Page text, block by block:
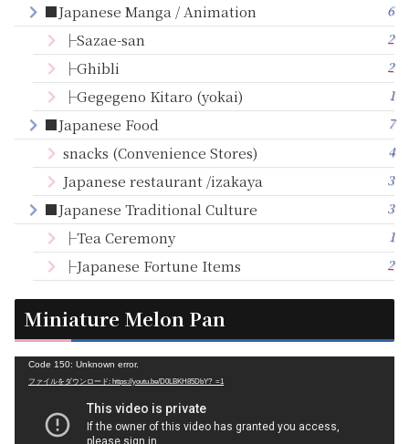
■Japanese Manga / Animation 6
├Sazae-san 2
├Ghibli 2
├Gegegeno Kitaro (yokai) 1
■Japanese Food 7
snacks (Convenience Stores) 4
Japanese restaurant /izakaya 3
■Japanese Traditional Culture 3
├Tea Ceremony 1
├Japanese Fortune Items 2
Miniature Melon Pan
Code 150: Unknown error.
ファイルをダウンロード: https://youtu.be/D0LBKH85DbY?_=1